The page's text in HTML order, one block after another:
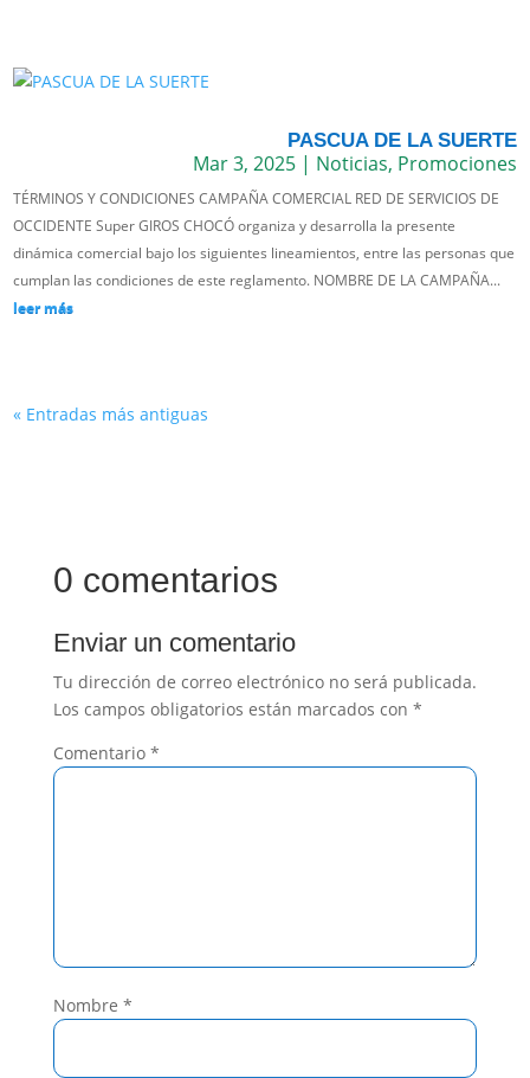
PASCUA DE LA SUERTE
Mar 3, 2025| Noticias, Promociones
TÉRMINOS Y CONDICIONES CAMPAÑA COMERCIAL RED DE SERVICIOS DE
OCCIDENTE Super GIROS CHOCÓ organiza y desarrolla la presente
dinámica comercial bajo los siguientes lineamientos, entre las personas que
cumplan las condiciones de este reglamento. NOMBRE DE LA CAMPAÑA...
leer más
« Entradas más antiguas
0 comentarios
Enviar un comentario
Tu dirección de correo electrónico no será publicada.
Los campos obligatorios están marcados con *
Comentario *
Nombre *